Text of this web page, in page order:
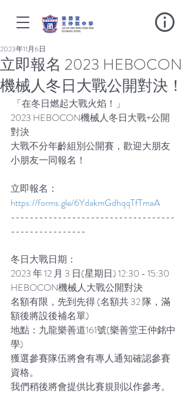
立即報名 2023 HEBOCON
機械人冬日大戰公開對決！
2023年11月6日
「在冬日燃起大戰火焰！」
2023 HEBOCON機械人冬日大戰+公開
對決
大戰不分年齡組別公開賽，歡迎大朋友
小朋友一同報名！
立即報名：
https://forms.gle/6YdakmGdhqqTfTmaA
-----------------------------------
----------------
冬日大戰日期：
2023 年 12 月 3 日(星期日) 12:30 - 15:30
HEBOCON機械人大戰公開對決
名額有限，先到先得 (名額共 32 隊，滿
額後將設後補名單)
地點：九龍樂善道161號(樂善堂王仲銘中
學)
獲選參賽隊伍將會有專人通知確認參賽
資格。
我們稍後將會提供比賽規則以作參考。